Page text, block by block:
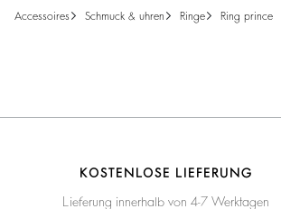
accessoires schmuck & uhren ringe ring prince
KOSTENLOSE LIEFERUNG
Lieferung innerhalb von 4-7 Werktagen